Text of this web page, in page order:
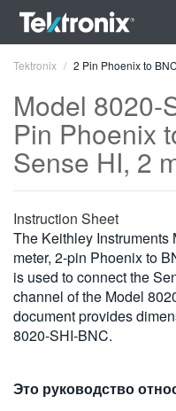
ENGLISH
DEUTSCH
VIỆT NAM
简体中文
日本語
Tektronix 2 Pin Phoenix to
Model 8020-
Pin Phoenix
Sense HI, 2
Instruction Sheet
The Keithley
meter, 2-pin Phoenix to
is used to connect the
channel of the Model
document provides
8020-SHI-BNC.
Это руководство